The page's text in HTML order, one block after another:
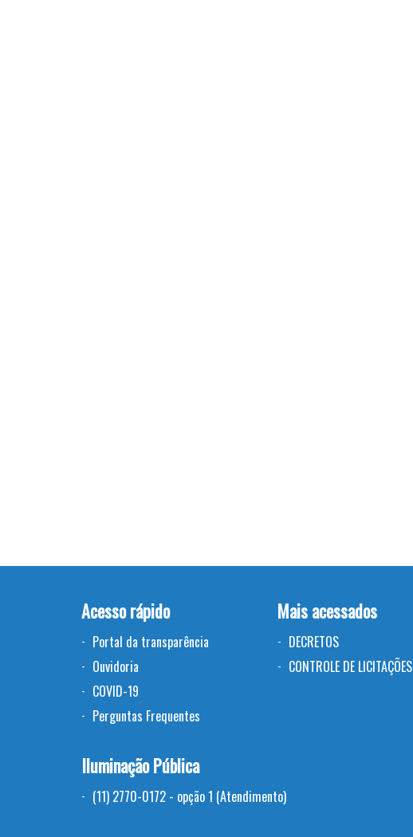
Acesso rápido
Portal da transparência
Ouvidoria
COVID-19
Perguntas Frequentes
Mais acessados
DECRETOS
CONTROLE DE LICITAÇÕES
Iluminação Pública
(11) 2770-0172 - opção 1 (Atendimento)